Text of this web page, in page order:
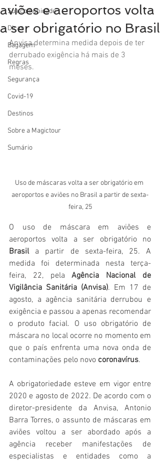
Sua comunidade
Dicas
Bagagem
Regras
Segurança
Covid-19
Destinos
Sobre a Magictour
Sumário
aviões e aeroportos volta
a ser obrigatório no Brasil
Anvisa determina medida depois de ter
derrubado exigência há mais de 3
meses.
Uso de máscaras volta a ser obrigatório em
aeroportos e aviões no Brasil a partir de sexta-
feira, 25
O uso de máscara em aviões e
Brasil a partir de sexta-feira, 25. A
medida foi determinada nesta terça-
feira, 22, pela Agência Nacional de
Vigilância Sanitária (Anvisa). Em 17 de
agosto, a agência sanitária derrubou e
exigência e passou a apenas recomendar
o produto facial. O uso obrigatório de
máscara no local ocorre no momento em
que o país enfrenta uma nova onda de
contaminações pelo novo coronavírus.
A obrigatoriedade esteve em vigor entre
2020 e agosto de 2022. De acordo com o
diretor-presidente da Anvisa, Antonio
Barra Torres, o assunto de máscaras em
aviões voltou a ser abordado após a
agência receber manifestações de